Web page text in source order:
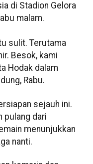
di Stadion Gelora
malam.
sulit. Terutama
Besok, kami
Hodak dalam
Rabu.
sejauh ini.
pulang dari
menunjukkan
nanti.